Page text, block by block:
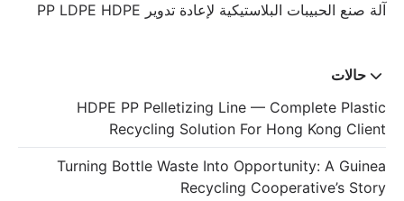
آلة صنع الحبيبات البلاستيكية لإعادة تدوير PP LDPE HDPE
حالات
HDPE PP Pelletizing Line — Complete Plastic
Recycling Solution For Hong Kong Client
Turning Bottle Waste Into Opportunity: A Guinea
Recycling Cooperative’s Story